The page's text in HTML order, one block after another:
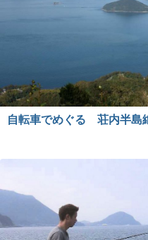
自転車でめぐる 荘内半島